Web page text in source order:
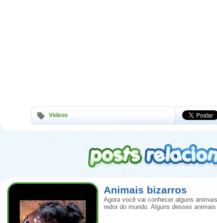
Videos
Animais bizarros
Agora você vai conhecer alguns
redor do mundo. Alguns desses